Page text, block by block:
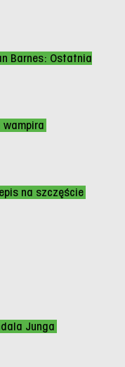
Barnes: Ostatnia
na szczęście
Junga